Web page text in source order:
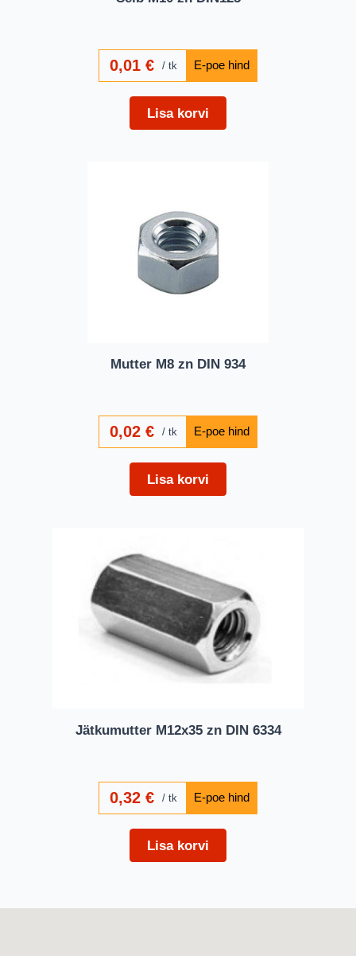
0,01€ tk
Lisa korvi
Mutter M8 zn DIN 934
0,02€ tk
Lisa korvi
Jätkumutter M12x35 zn DIN 6334
0,32€ tk
Lisa korvi